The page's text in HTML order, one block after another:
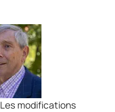
Les modifications